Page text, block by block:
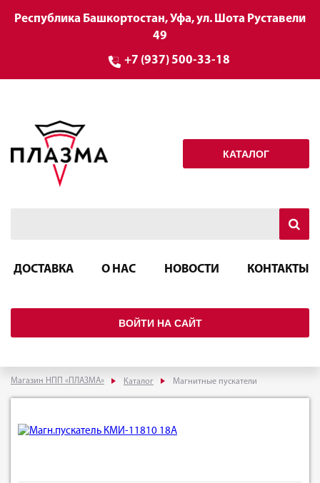
Республика Башкортостан, Уфа, ул. Шота Руставели
49
+7 (937) 500-33-18
КАТАЛОГ
ДОСТАВКА О НАС НОВОСТИ КОНТАКТЫ
ВОЙТИ НА САЙТ
Магазин НПП «ПЛАЗМА» Каталог Магнитные пускатели